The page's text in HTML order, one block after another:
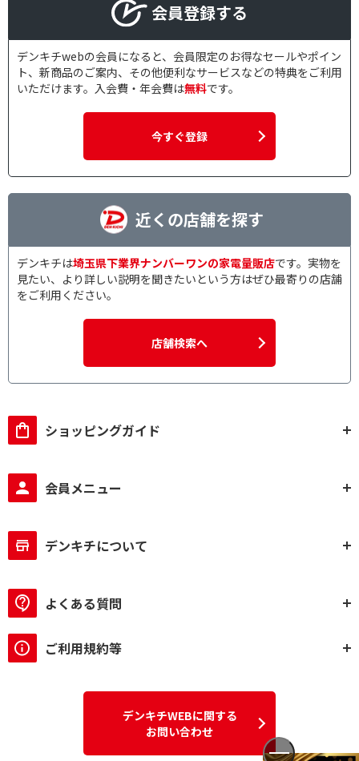
会員登録する
デンキチwebの会員になると、会員限定のお得なセールやポイン
ト、新商品のご案内、その他便利なサービスなどの特典をご利用
いただけます。入会費・年会費は無料です。
今すぐ登録
近くの店舗を探す
デンキチは埼玉県下業界ナンバーワンの家電量販店です。実物を
見たい、より詳しい説明を聞きたいという方はぜひ最寄りの店舗
をご利用ください。
店舗検索へ
ショッピングガイド
会員メニュー
デンキチについて
よくある質問
ご利用規約等
デンキチWEBに関する
お問い合わせ